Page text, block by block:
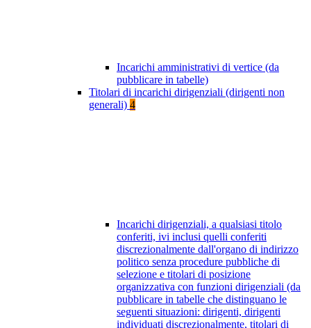
Incarichi amministrativi di vertice (da
pubblicare in tabelle)
Titolari di incarichi dirigenziali (dirigenti non
generali) 4
Incarichi dirigenziali, a qualsiasi titolo
conferiti, ivi inclusi quelli conferiti
discrezionalmente dall'organo di indirizzo
politico senza procedure pubbliche di
selezione e titolari di posizione
organizzativa con funzioni dirigenziali (da
pubblicare in tabelle che distinguano le
seguenti situazioni: dirigenti, dirigenti
individuati discrezionalmente, titolari di